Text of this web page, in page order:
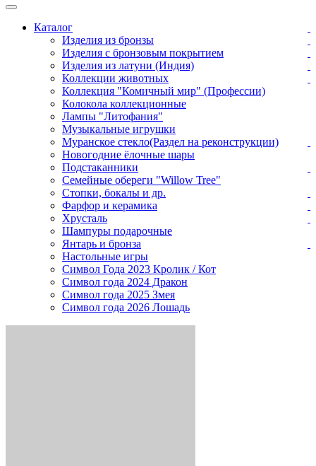
Каталог
Изделия из бронзы
Изделия с бронзовым покрытием
Изделия из латуни (Индия)
Коллекции животных
Коллекция "Комичный мир" (Профессии)
Колокола коллекционные
Лампы "Литофания"
Музыкальные игрушки
Муранское стекло(Раздел на реконструкции)
Новогодние ёлочные шары
Подстаканники
Семейные обереги "Willow Tree"
Стопки, бокалы и др.
Фарфор и керамика
Хрусталь
Шампуры подарочные
Янтарь и бронза
Настольные игры
Символ Года 2023 Кролик / Кот
Символ года 2024 Дракон
Символ года 2025 Змея
Символ года 2026 Лошадь